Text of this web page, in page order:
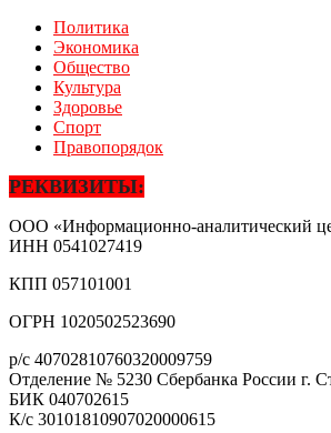
Политика
Экономика
Общество
Культура
Здоровье
Спорт
Правопорядок
РЕКВИЗИТЫ:
ООО «Информационно-аналитический
ИНН 0541027419
КПП 057101001
ОГРН 1020502523690
р/с 40702810760320009759
Отделение № 5230 Сбербанка России г.
БИК 040702615
К/с 30101810907020000615